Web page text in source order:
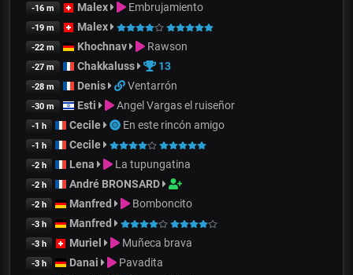
-16 m Malex Embrujamiento
-19 m Malex
-22 m Khochnav Rawson
-27 m Chakkaluss 13
-28 m Denis Ventarrón
-30 m Esti Angel Vargas el ruiseñor
-1 h Cecile En este rincón amigo
-1 h Cecile
-2 h Lena La tupungatina
-2 h André BRONSARD
-2 h Manfred Bomboncito
-3 h Manfred
-3 h Muriel Muñeca brava
-3 h Danai Pavadita